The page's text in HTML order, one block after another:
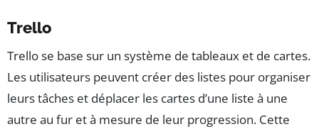
Trello
Trello se base sur un système de tableaux et de cartes.
Les utilisateurs peuvent créer des listes pour organiser
leurs tâches et déplacer les cartes d’une liste à une
autre au fur et à mesure de leur progression. Cette